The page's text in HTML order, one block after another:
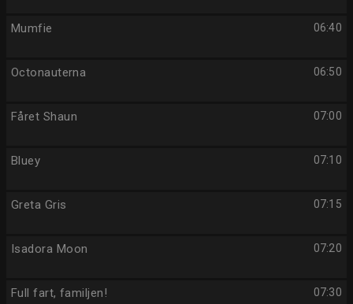
06:40
Mumfie
06:50
Octonauterna
07:00
Fåret Shaun
07:10
Bluey
07:15
Greta Gris
07:20
Isadora Moon
07:30
Full fart, familjen!